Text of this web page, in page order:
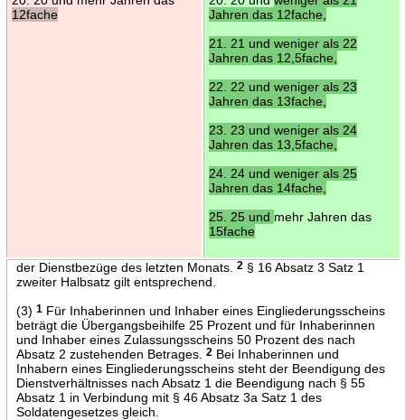
12fache
Jahren das 12fache,
21. 21 und weniger als 22
Jahren das 12,5fache,
22. 22 und weniger als 23
Jahren das 13fache,
23. 23 und weniger als 24
Jahren das 13,5fache,
24. 24 und weniger als 25
Jahren das 14fache,
25. 25 und mehr Jahren das
15fache
der Dienstbezüge des letzten Monats. 2§ 16 Absatz 3 Satz 1
zweiter Halbsatz gilt entsprechend.
(3) 1Für Inhaberinnen und Inhaber eines Eingliederungsscheins
beträgt die Übergangsbeihilfe 25 Prozent und für Inhaberinnen
und Inhaber eines Zulassungsscheins 50 Prozent des nach
Absatz 2 zustehenden Betrages.
2Bei Inhaberinnen und
Inhabern eines Eingliederungsscheins steht der Beendigung des
Dienstverhältnisses nach Absatz 1 die Beendigung nach § 55
Absatz 1 in Verbindung mit § 46 Absatz 3a Satz 1 des
Soldatengesetzes gleich.